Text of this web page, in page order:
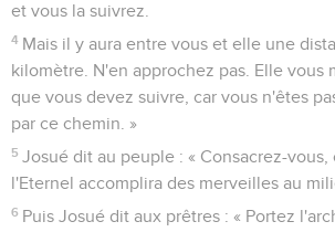
et vous la suivrez.
4 Mais il y aura entre vous et elle une
kilomètre. N'en approchez pas. Elle vous
que vous devez suivre, car vous n'êtes
par ce chemin. »
5 Josué dit au peuple : « Consacrez-vous,
l'Eternel accomplira des merveilles au
6 Puis Josué dit aux prêtres : « Portez